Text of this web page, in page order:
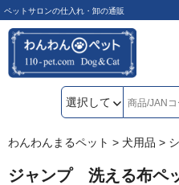
ペットサロンの仕入れ・卸の通販
わんわんまるペット > 犬用品 >
ジャンプ 洗える布ペ